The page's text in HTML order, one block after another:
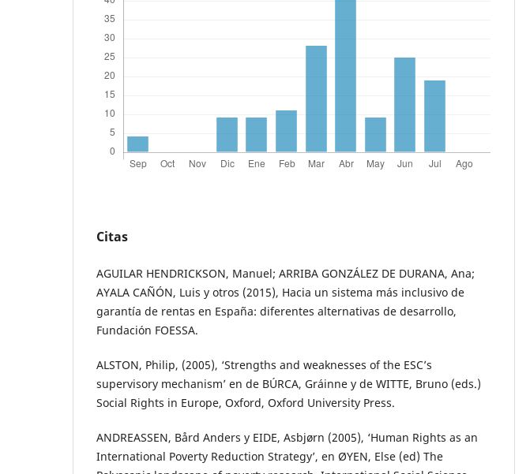
Citas
AGUILAR HENDRICKSON, Manuel; ARRIBA GONZÁLEZ DE DURANA, Ana;
AYALA CAÑÓN, Luis y otros (2015), Hacia un sistema más inclusivo de
garantía de rentas en España: diferentes alternativas de desarrollo,
Fundación FOESSA.
ALSTON, Philip, (2005), ‘Strengths and weaknesses of the ESC’s
supervisory mechanism’ en de BÚRCA, Gráinne y de WITTE, Bruno (eds.)
Social Rights in Europe, Oxford, Oxford University Press.
ANDREASSEN, Bård Anders y EIDE, Asbjørn (2005), ‘Human Rights as an
International Poverty Reduction Strategy’, en ØYEN, Else (ed) The